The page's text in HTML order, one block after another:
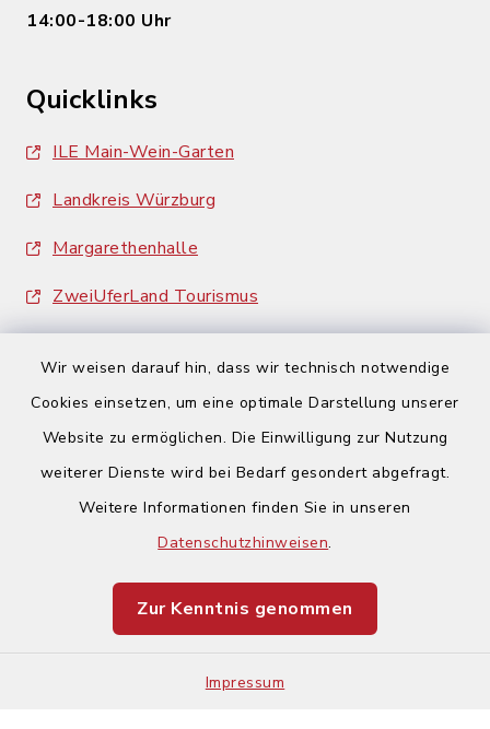
Wir weisen darauf hin, dass wir technisch notwendige
Cookies einsetzen, um eine optimale Darstellung unserer
Website zu ermöglichen. Die Einwilligung zur Nutzung
weiterer Dienste wird bei Bedarf gesondert abgefragt.
Weitere Informationen finden Sie in unseren
Datenschutzhinweisen.
Zur Kenntnis genommen
Impressum
14:00-18:00 Uhr
Quicklinks
ILE Main-Wein-Garten
Landkreis Würzburg
Margarethenhalle
ZweiUferLand Tourismus
Barrierefreiheit
Impressum
Sitemap